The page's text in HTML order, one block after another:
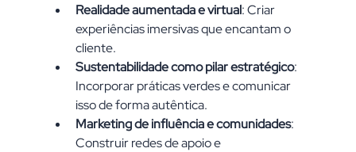
Realidade aumentada e virtual: Criar
experiências imersivas que encantam o
cliente.
Sustentabilidade como pilar estratégico:
Incorporar práticas verdes e comunicar
isso de forma autêntica.
Marketing de influência e comunidades:
Construir redes de apoio e